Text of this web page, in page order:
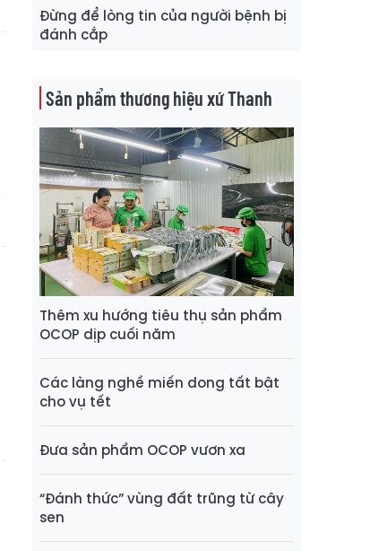
Đừng để lòng tin của người bệnh bị
đánh cắp
Sản phẩm thương hiệu xứ Thanh
Thêm xu hướng tiêu thụ sản phẩm
OCOP dịp cuối năm
Các làng nghề miến dong tất bật
cho vụ tết
Đưa sản phẩm OCOP vươn xa
“Đánh thức” vùng đất trũng từ cây
sen